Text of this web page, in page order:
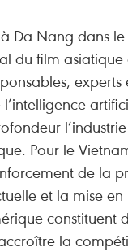
Da Nang dans
du film
experts
l’industrie
Pour le
de la
et la mise en
constituent
la